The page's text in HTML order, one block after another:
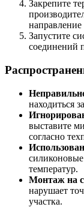
Закрепите
направление
Запустите
соединений
находиться
выставите
согласно
температур.
Монтаж на
нарушает
участка.